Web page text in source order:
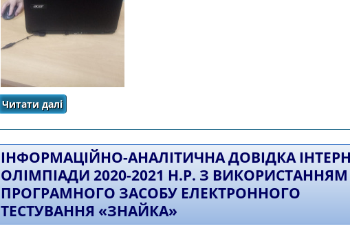
Читати далі про ВІДБУВСЯ МАЙСТЕР-КЛАС НА ТЕМУ: «ПІДГОТОВКА
ОСВІТИ В УМОВАХ УПРОВАДЖЕННЯ
ІНФОРМАЦІЙНО-АНАЛІТИЧНА ДОВІДКА
ОЛІМПІАДИ 2020-2021 Н.Р. З ВИКОРИСТАННЯМ
ПРОГРАМНОГО ЗАСОБУ ЕЛЕКТРОННОГО
ТЕСТУВАННЯ «ЗНАЙКА»